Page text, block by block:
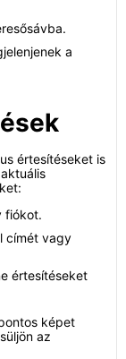
a
értesítéseket is
fiókot.
címét vagy
értesítéseket
képet
az